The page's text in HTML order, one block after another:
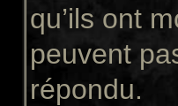
qu’ils ont
peuvent
répondu.